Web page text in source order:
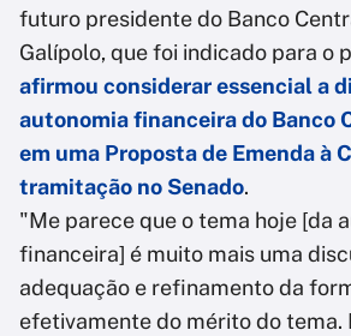
futuro presidente do Banco
Galípolo, que foi indicado para o
afirmou considerar essencial a
autonomia financeira do Banco
em uma Proposta de Emenda à
tramitação no Senado.
"Me parece que o tema hoje [da
financeira] é muito mais uma
adequação e refinamento da
efetivamente do mérito do tema.